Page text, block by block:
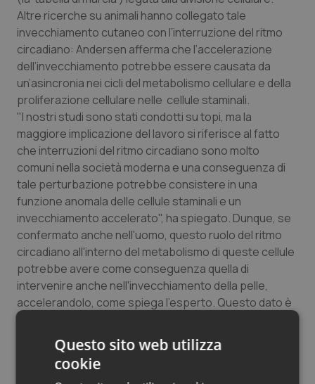
Quotidiano Pediatria
Rene & patologie urogenitali
Salute orale & impianti
Sangue & coagulazione
Tiroide
Tumore al seno
Tumore ovarico
Tumori del Polmone & Testa Collo
Tumori gastrointestinali
Ulcera & Reflusso
Altre ricerche su animali hanno collegato tale
invecchiamento cutaneo con l’interruzione del ritmo
circadiano: Andersen afferma che l’accelerazione
dell’invecchiamento potrebbe essere causata da
un’asincronia nei cicli del metabolismo cellulare e della
proliferazione cellulare nelle cellule staminali.
"I nostri studi sono stati condotti su topi, ma la
maggiore implicazione del lavoro si riferisce al fatto
che interruzioni del ritmo circadiano sono molto
comuni nella società moderna e una conseguenza di
tale perturbazione potrebbe consistere in una
funzione anomala delle cellule staminali e un
invecchiamento accelerato", ha spiegato. Dunque, se
confermato anche nell'uomo, questo ruolo del ritmo
circadiano all'interno del metabolismo di queste cellule
potrebbe avere come conseguenza quella di
intervenire anche nell'invecchiamento della pelle,
accelerandolo, come spiega l'esperto. Questo dato è
Andersen aggiunge che è possibile che gli studi futuri
possano presentare intuizioni terapeutiche a partire
da questa ricerca.
Questo sito web utilizza
cookie